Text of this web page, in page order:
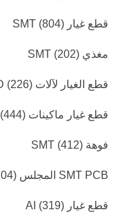
قطع غيار SMT (804)
مغذي SMT (202)
قطع الغيار لآلات SMD (226)
قطع غيار ماكينات SMT (444)
فوهة SMT (412)
SMT PCB المجلس (204)
قطع غيار AI (319)